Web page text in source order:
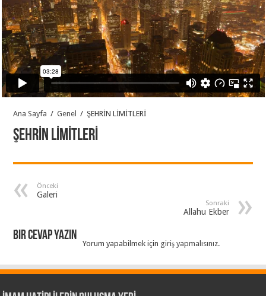
Ana Sayfa / Genel / ŞEHRİN LİMİTLERİ
ŞEHRİN LİMİTLERİ
Önceki
Galeri
Sonraki
Allahu Ekber
Bir cevap yazın
Yorum yapabilmek için giriş yapmalısınız.